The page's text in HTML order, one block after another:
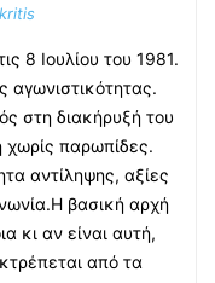
8 Ιουλίου του 1981.
αγωνιστικότητας.
στη διακήρυξή του
χωρίς παρωπίδες.
αντίληψης, αξίες
βασική αρχή
κι αν είναι αυτή,
από τα